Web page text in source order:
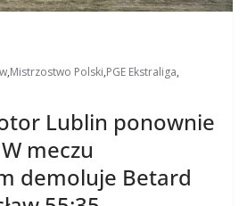
,Mistrzostwo Polski,PGE Ekstraliga,
Lublin ponownie
meczu
demoluje Betard